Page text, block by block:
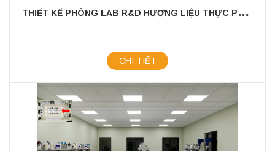
CHI TIẾT